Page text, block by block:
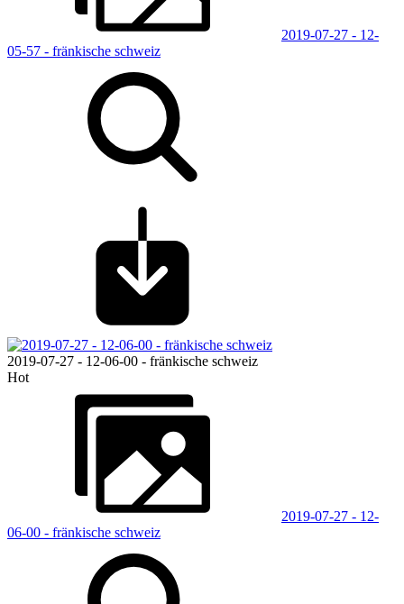
2019-07-27 - 12-
05-57 - fränkische schweiz
2019-07-27 - 12-06-00 - fränkische schweiz
Hot
2019-07-27 - 12-
06-00 - fränkische schweiz